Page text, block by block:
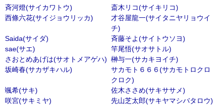
斉河燈(サイカワトウ)
斎木リコ(サイキリコ)
西條六花(サイジョウリッカ)
才谷屋龍一(サイタニヤリョウイ
チ)
Saida(サイダ)
斉藤そよ(サイトウソヨ)
sae(サエ)
竿尾悟(サオサトル)
さおとめあげは(サオトメアゲハ) 榊与一(サカキヨイチ)
坂崎春(サカザキハル)
サカモト６６６(サカモトロクロ
クロク)
颯希(サキ)
佐木ささめ(サキササメ)
咲宮(サキミヤ)
先山芝太郎(サキヤマシバタロウ)